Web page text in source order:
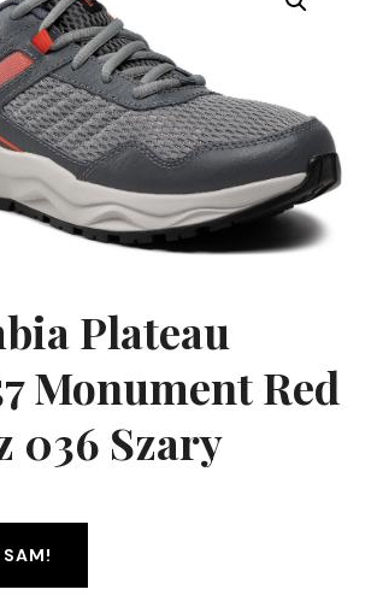
Plateau
Monument Red
036 Szary
SAM!